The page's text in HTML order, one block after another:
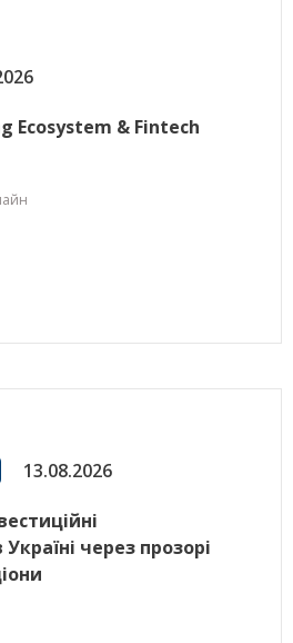
Ecosystem & Fintech
13.08.2026
через прозорі